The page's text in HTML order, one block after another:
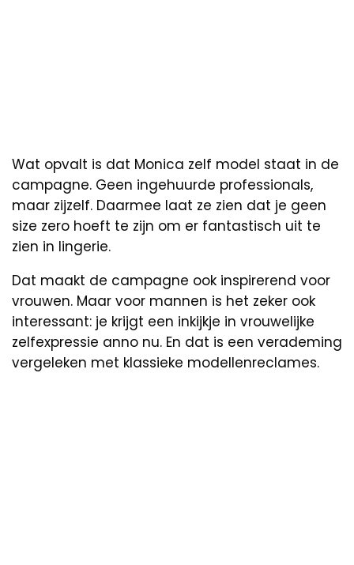
Wat opvalt is dat Monica zelf model staat in de
campagne. Geen ingehuurde professionals,
maar zijzelf. Daarmee laat ze zien dat je geen
size zero hoeft te zijn om er fantastisch uit te
zien in lingerie.
Dat maakt de campagne ook inspirerend voor
vrouwen. Maar voor mannen is het zeker ook
interessant: je krijgt een inkijkje in vrouwelijke
zelfexpressie anno nu. En dat is een verademing
vergeleken met klassieke modellenreclames.